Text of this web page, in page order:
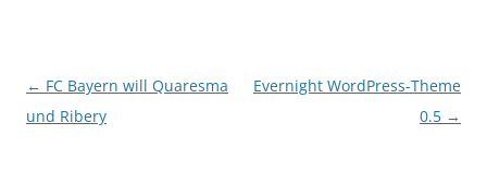
Beitragsnavigation
← FC Bayern will Quaresma
und Ribery
Evernight WordPress-Theme
0.5 →